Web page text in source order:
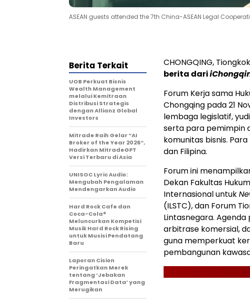
ASEAN guests attended the 7th China-ASEAN Legal
CHONGQING,
berita dari
Forum Kerja sama
Chongqing pada 21
lembaga legislatif,
serta para pemimpin
komunitas bisnis.
dan Filipina.
Forum ini
Dekan Fakultas
Internasional untuk
(ILSTC), dan Forum
Lintasnegara.
arbitrase komersial,
guna memperkuat
pembangunan
Berita Terkait
UOB Perkuat Bisnis
Wealth Management
melalui Kemitraan
Distribusi Strategis
dengan Allianz Global
Investors
Mitrade Raih Gelar “AI
Broker of the Year 2026”,
Hadirkan MitradeGPT
Versi Terbaru di Asia
UNISOC Lyric Audio:
Mengubah Pengalaman
Mendengarkan Audio
Hard Rock Cafe dan
Coca-Cola®
Meluncurkan Kompetisi
Musik Hard Rock Rising
untuk Musisi Pendatang
Baru
Laporan Cision
Peringatkan Merek
tentang ‘Jebakan
Fragmentasi Data’ yang
Merugikan